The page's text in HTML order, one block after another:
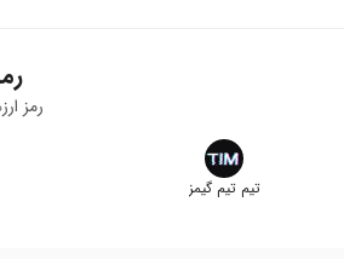
رمز
تیم تیم گیمز